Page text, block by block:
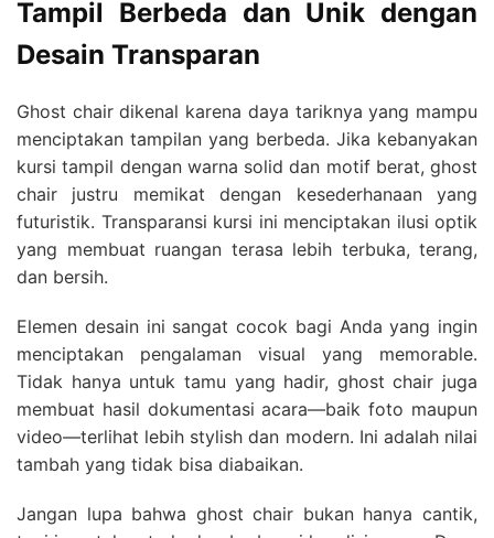
Tampil Berbeda dan Unik dengan
Desain Transparan
Ghost chair dikenal karena daya tariknya yang mampu
menciptakan tampilan yang berbeda. Jika kebanyakan
kursi tampil dengan warna solid dan motif berat, ghost
chair justru memikat dengan kesederhanaan yang
futuristik. Transparansi kursi ini menciptakan ilusi optik
yang membuat ruangan terasa lebih terbuka, terang,
dan bersih.
Elemen desain ini sangat cocok bagi Anda yang ingin
menciptakan pengalaman visual yang memorable.
Tidak hanya untuk tamu yang hadir, ghost chair juga
membuat hasil dokumentasi acara—baik foto maupun
video—terlihat lebih stylish dan modern. Ini adalah nilai
tambah yang tidak bisa diabaikan.
Jangan lupa bahwa ghost chair bukan hanya cantik,